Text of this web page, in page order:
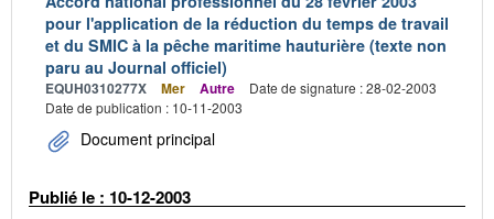
pour l'application de la réduction du temps de travail
et du SMIC à la pêche maritime hauturière (texte non
paru au Journal officiel)
EQUH0310277X Mer Autre
Date de signature : 28-02-2003
Date de publication : 10-11-2003
Document principal
Publié le : 10-12-2003